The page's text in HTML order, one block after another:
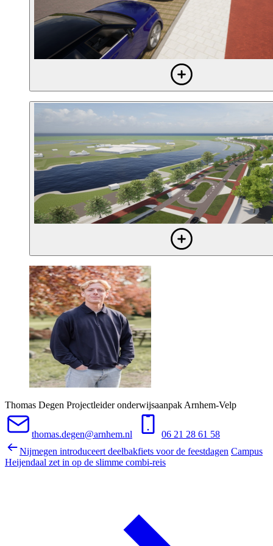
Thomas Degen Projectleider onderwijsaanpak Arnhem-Velp
thomas.degen@arnhem.nl
06 21 28 61 58
Nijmegen introduceert deelbakfiets voor de feestdagen Campus
Heijendaal zet in op de slimme combi-reis